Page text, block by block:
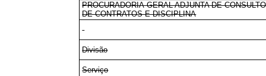
PROCURADORIA-GERAL ADJUNTA DE
DE CONTRATOS E DISCIPLINA
Divisão
Serviço